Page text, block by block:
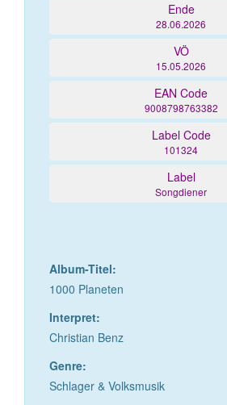
Ende
28.06.2026
VÖ
15.05.2026
EAN Code
9008798763382
Label Code
101324
Label
Songdiener
Album-Titel:
1000 Planeten
Interpret:
Christian Benz
Genre:
Schlager & Volksmusik